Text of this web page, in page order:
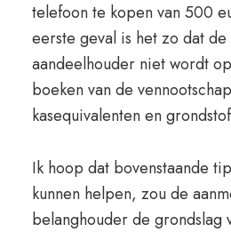
telefoon te kopen van 500
eerste geval is het zo dat de
aandeelhouder niet wordt
boeken van de
kasequivalenten en
Ik hoop dat bovenstaande
kunnen helpen, zou de
belanghouder de grondslag